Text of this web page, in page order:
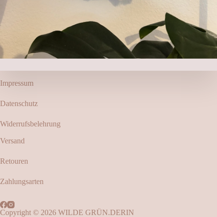
Impressum
Datenschutz
Widerrufsbelehrung
Versand
Retouren
Zahlungsarten
Copyright © 2026 WILDE GRÜN.DERIN